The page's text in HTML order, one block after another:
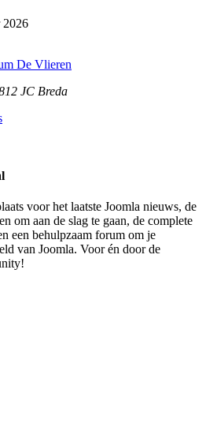
2026
De Vlieren
JC Breda
voor het laatste Joomla nieuws, de
om aan de slag te gaan, de complete
een behulpzaam forum om je
van Joomla. Voor én door de